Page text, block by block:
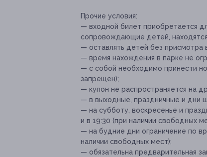
Прочие условия:
— входной билет приобретается
сопровождающие детей,
— оставлять детей без присмотра
— время нахождения в парке не
— с собой необходимо принести
запрещен);
— купон не распространяется на
— в выходные, праздничные и дни
— на субботу, воскресенье и
и в 19:30 (при наличии свободных
— на будние дни ограничение по
наличии свободных мест);
— обязательна предварительная